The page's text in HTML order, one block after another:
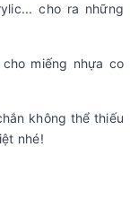
cho ra những
miếng nhựa co
không thể thiếu
nhé!